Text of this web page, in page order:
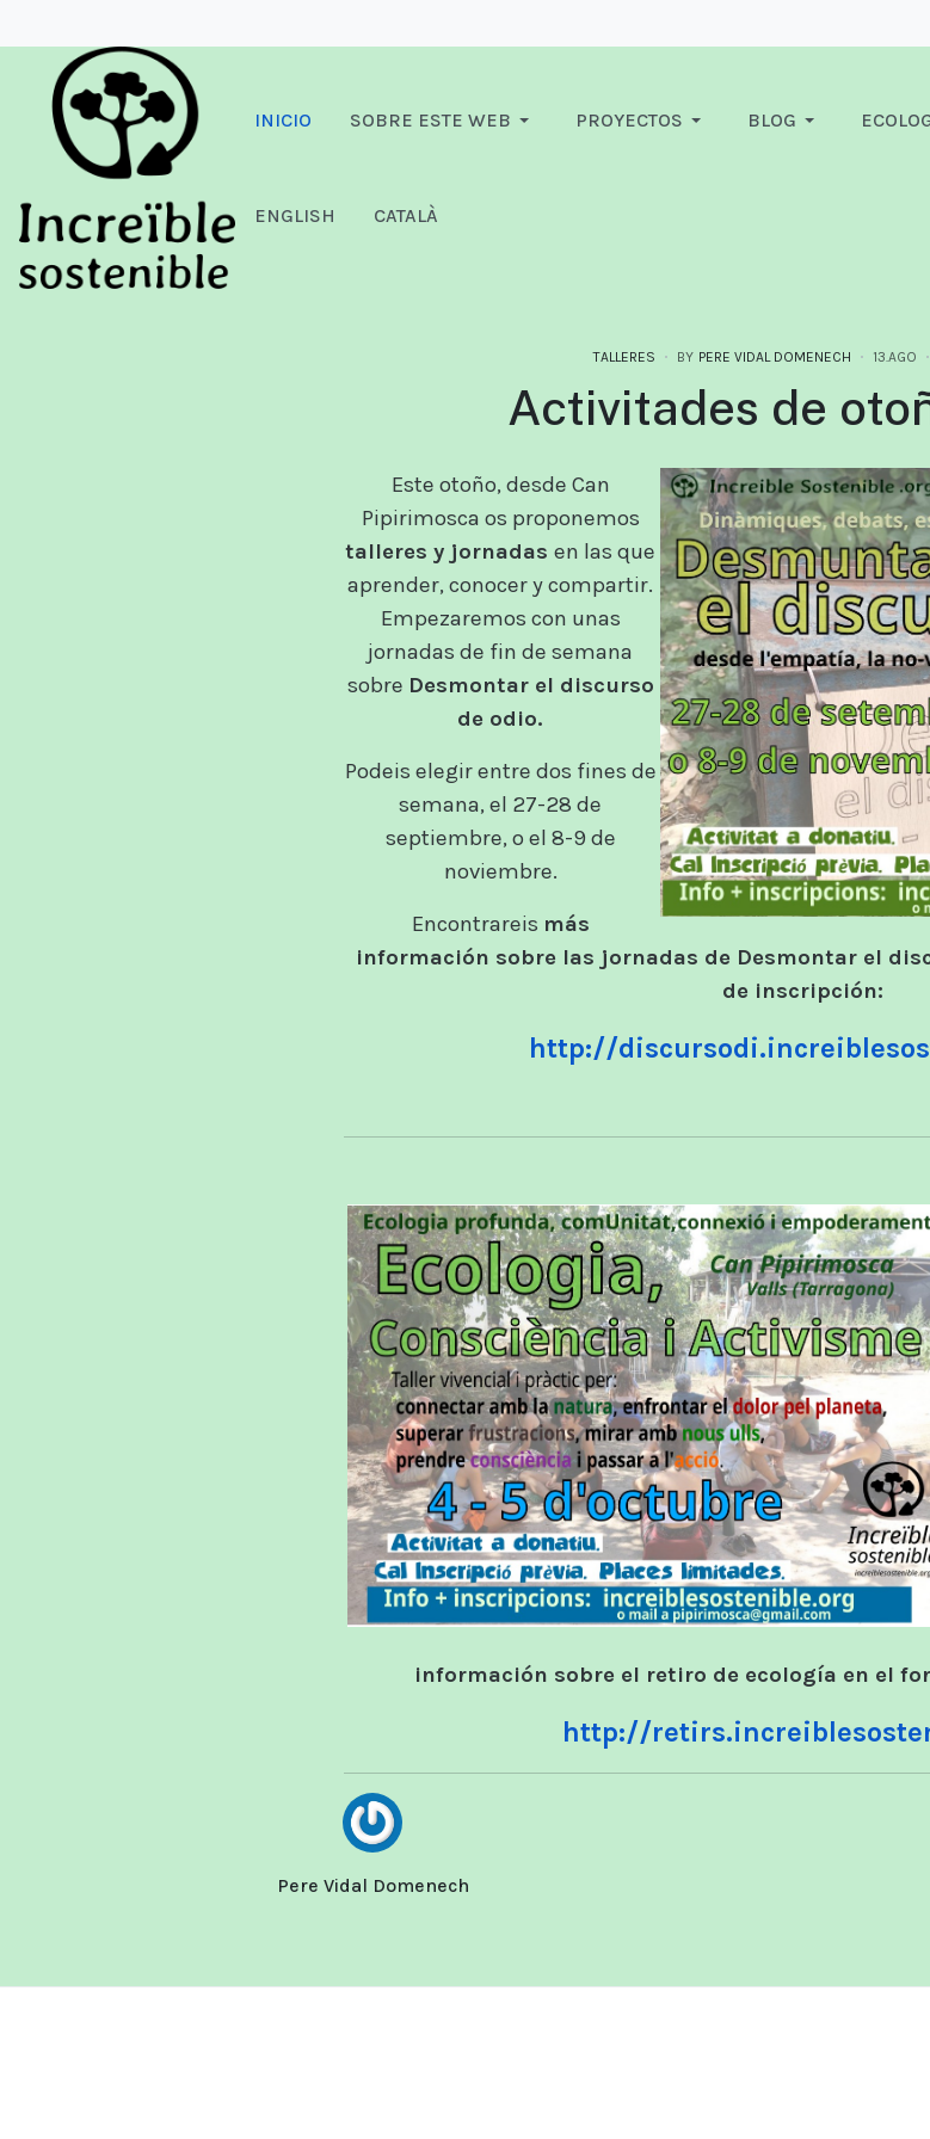
INICIO SOBRE ESTE WEB PROYECTOS BLOG
ENGLISH CATALÀ
TALLERES BY PERE VIDAL DOMENECH 13.AGO
Activitades de
Este otoño, desde Can
Pipirimosca os proponemos
talleres y jornadas en las que
aprender, conocer y compartir.
Empezaremos con unas
jornadas de fin de semana
sobre Desmontar el discurso
de odio.
Podeis elegir entre dos fines de
semana, el 27-28 de
septiembre, o el 8-9 de
noviembre.
Encontrareis más
información sobre las jornadas de Desmontar el
de inscripción:
http://
información sobre el retiro de ecología en el
http://
Pere Vidal Domenech